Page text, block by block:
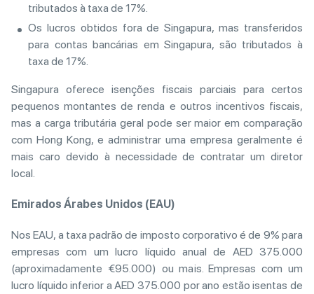
tributados à taxa de 17%.
Os lucros obtidos fora de Singapura, mas transferidos
para contas bancárias em Singapura, são tributados à
taxa de 17%.
Singapura oferece isenções fiscais parciais para certos
pequenos montantes de renda e outros incentivos fiscais,
mas a carga tributária geral pode ser maior em comparação
com Hong Kong, e administrar uma empresa geralmente é
mais caro devido à necessidade de contratar um diretor
local.
Emirados Árabes Unidos (EAU)
Nos EAU, a taxa padrão de imposto corporativo é de 9% para
empresas com um lucro líquido anual de AED 375.000
(aproximadamente €95.000) ou mais. Empresas com um
lucro líquido inferior a AED 375.000 por ano estão isentas de